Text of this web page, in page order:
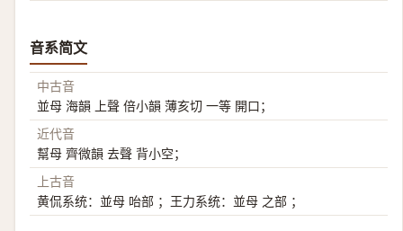
音系简文
中古音
並母 海韻 上聲 倍小韻 薄亥切 一等 開口；
近代音
幫母 齊微韻 去聲 背小空；
上古音
黄侃系统：並母 咍部 ；王力系统：並母 之部 ；